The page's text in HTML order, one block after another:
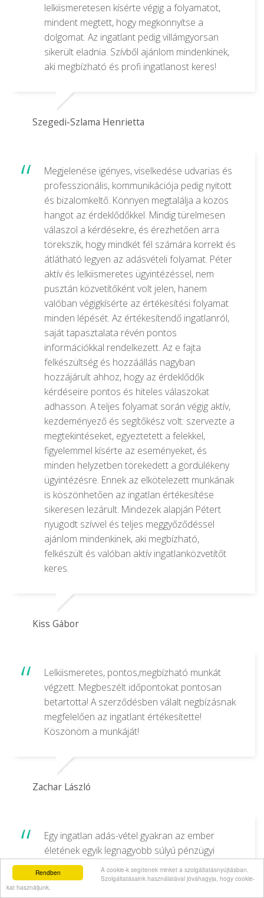
Rendben
A cookie-k segítenek minket a szolgáltatásnyújtásban.
Szolgáltatásaink használatával jóváhagyja, hogy cookie-
kat használjunk.
lelkiismeretesen kísérte végig a folyamatot,
mindent megtett, hogy megkönnyítse a
dolgomat. Az ingatlant pedig villámgyorsan
sikerült eladnia. Szívből ajánlom mindenkinek,
aki megbízható és profi ingatlanost keres!
Szegedi-Szlama Henrietta
Megjelenése igényes, viselkedése udvarias és
professzionális, kommunikációja pedig nyitott
és bizalomkeltő. Könnyen megtalálja a közös
hangot az érdeklődőkkel. Mindig türelmesen
válaszol a kérdésekre, és érezhetően arra
törekszik, hogy mindkét fél számára korrekt és
átlátható legyen az adásvételi folyamat. Péter
aktív és lelkiismeretes ügyintézéssel, nem
pusztán közvetítőként volt jelen, hanem
valóban végigkísérte az értékesítési folyamat
minden lépését. Az értékesítendő ingatlanról,
saját tapasztalata révén pontos
információkkal rendelkezett. Az e fajta
felkészültség és hozzáállás nagyban
hozzájárult ahhoz, hogy az érdeklődők
kérdéseire pontos és hiteles válaszokat
adhasson. A teljes folyamat során végig aktív,
kezdeményező és segítőkész volt: szervezte a
megtekintéseket, egyeztetett a felekkel,
figyelemmel kísérte az eseményeket, és
minden helyzetben törekedett a gördülékeny
ügyintézésre. Ennek az elkötelezett munkának
is köszönhetően az ingatlan értékesítése
sikeresen lezárult. Mindezek alapján Pétert
nyugodt szívvel és teljes meggyőződéssel
ajánlom mindenkinek, aki megbízható,
felkészült és valóban aktív ingatlanközvetítőt
keres.
Kiss Gábor
Lelkiismeretes, pontos,megbízható munkát
végzett. Megbeszélt időpontokat pontosan
betartotta! A szerződésben válalt negbízásnak
megfelelően az ingatlant értékesítette!
Köszönöm a munkáját!
Zachar László
Egy ingatlan adás-vétel gyakran az ember
életének egyik legnagyobb súlyú pénzügyi
döntése. Ezért fontos hogy az ebben
segítségünkre lévő közvetítő szakmailag
felkészült, helyismerettel rendelkező korrekt